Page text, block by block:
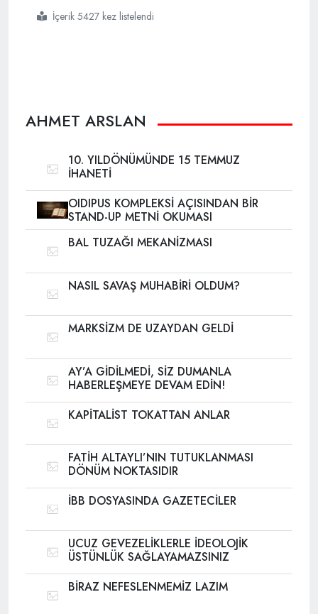
#fetö nün
#fuhuş
#lağımı
#patladıİçerik 5427 kez listelendi
AHMET ARSLAN
10. YILDÖNÜMÜNDE 15 TEMMUZ
İHANETİ
OIDIPUS KOMPLEKSİ AÇISINDAN BİR
STAND-UP METNİ OKUMASI
BAL TUZAĞI MEKANİZMASI
NASIL SAVAŞ MUHABİRİ OLDUM?
MARKSİZM DE UZAYDAN GELDİ
AY’A GİDİLMEDİ, SİZ DUMANLA
HABERLEŞMEYE DEVAM EDİN!
KAPİTALİST TOKATTAN ANLAR
FATİH ALTAYLI’NIN TUTUKLANMASI
DÖNÜM NOKTASIDIR
İBB DOSYASINDA GAZETECİLER
UCUZ GEVEZELİKLERLE İDEOLOJİK
ÜSTÜNLÜK SAĞLAYAMAZSINIZ
BİRAZ NEFESLENMEMİZ LAZIM